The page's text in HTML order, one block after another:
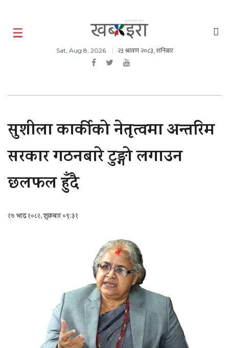
Sat, Aug 8, 2026 २३ श्रावण २०८३, शनिबार
सुशीला कार्कीको नेतृत्वमा अन्तरिम
सरकार गठनबारे टुङ्गो लगाउन
छलफल हुँदै
२७ भाद्र २०८२, शुक्रबार ०९:३१